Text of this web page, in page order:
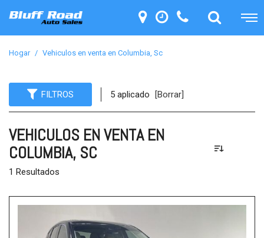
Hogar / Vehiculos en venta en Columbia, Sc
FILTROS 5 aplicado [Borrar]
VEHICULOS EN VENTA EN
COLUMBIA, SC
1 Resultados